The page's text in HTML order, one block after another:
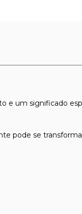
e um significado
pode se